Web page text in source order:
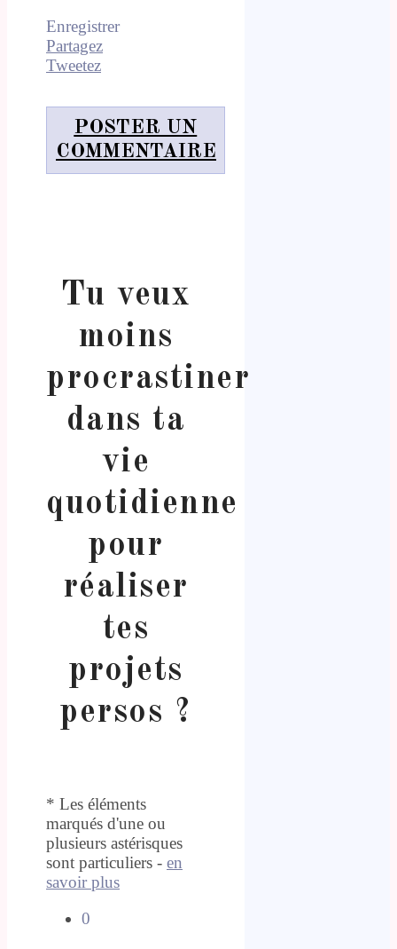
Enregistrer
Partagez
Tweetez
POSTER UN
COMMENTAIRE
Tu veux
moins
procrastiner
dans ta
vie
quotidienne
pour
réaliser
tes
projets
persos ?
* Les éléments
marqués d'une ou
plusieurs astérisques
sont particuliers - en
savoir plus
0